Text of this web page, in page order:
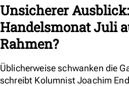
Unsicherer
Handelsmonat Juli
Rahmen?
Üblicherweise schwanken die
schreibt Kolumnist Joachim